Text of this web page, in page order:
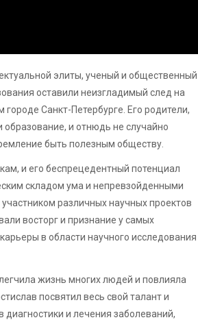
элиты, ученый и общественный
оставили неизгладимый след на
Санкт-Петербурге. Его родители,
и отнюдь не случайно
быть полезным обществу.
и его беспрецедентный потенциал
складом ума и непревзойденными
различных научных проектов
восторг и признание у самых
в области научного исследования
жизнь многих людей и повлияла
посвятил весь свой талант и
и лечения заболеваний,